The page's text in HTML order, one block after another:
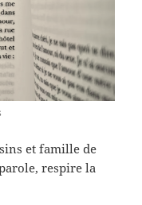
et famille de
respire la